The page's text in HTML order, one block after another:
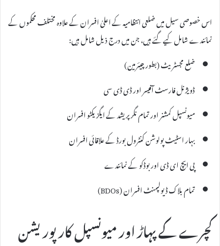
اس خصوصی سیل میں ضلعی انتظامیہ کے اعلیٰ افسران کے علاوہ مختلف محکموں کے
نمائندے شامل کیے گئے ہیں، جن میں درج ذیل شامل ہیں:
ضلع مجسٹریٹ (بطور چیئرمین)
ڈویژنل فارسٹ آفیسر اور ڈی ڈی سی
میونسپل کمشنر اور تمام نگر پریشد کے ایگزیکٹو افسران
بہار اسٹیٹ پولوشن کنٹرول بورڈ کے علاقائی افسران
پی ایچ ای ڈی اور بوڈکو کے نمائندے
تمام بلاک ڈیولپمنٹ افسران (BDOs)
کچرے کے پہاڑ اور میونسپل کارپوریشن